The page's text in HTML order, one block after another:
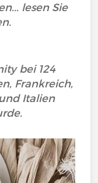
lesen Sie
bei 124
Frankreich,
Italien